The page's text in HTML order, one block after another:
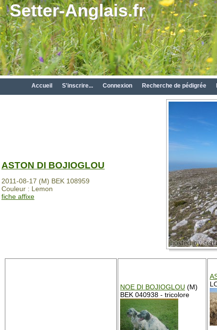
Setter-Anglais.fr
Accueil S'inscrire... Connexion Recherche de pédigrée
ASTON DI BOJIOGLOU
2011-08-17 (M) BEK 108959
Couleur : Lemon
fiche affixe
NOE DI BOJIOGLOU (M)
BEK 040938 - tricolore